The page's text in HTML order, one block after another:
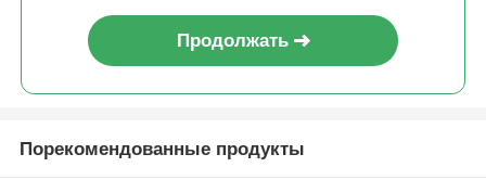
Продолжать
Порекомендованные продукты